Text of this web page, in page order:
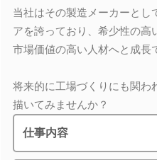
当社はその製造メーカーとし
アを誇っており、希少性の高
市場価値の高い人材へと成長
将来的に工場づくりにも関わ
描いてみませんか？
仕事内容